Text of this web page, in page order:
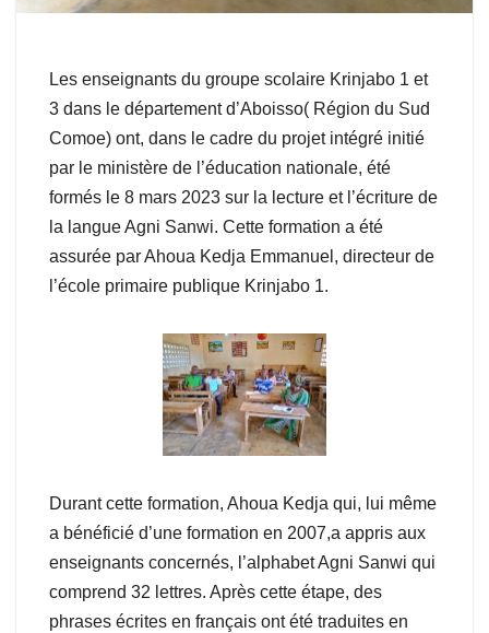
Les enseignants du groupe scolaire Krinjabo 1 et
3 dans le département d’Aboisso( Région du Sud
Comoe) ont, dans le cadre du projet intégré initié
par le ministère de l’éducation nationale, été
formés le 8 mars 2023 sur la lecture et l’écriture de
la langue Agni Sanwi. Cette formation a été
assurée par Ahoua Kedja Emmanuel, directeur de
l’école primaire publique Krinjabo 1.
Durant cette formation, Ahoua Kedja qui, lui même
a bénéficié d’une formation en 2007,a appris aux
enseignants concernés, l’alphabet Agni Sanwi qui
comprend 32 lettres. Après cette étape, des
phrases écrites en français ont été traduites en